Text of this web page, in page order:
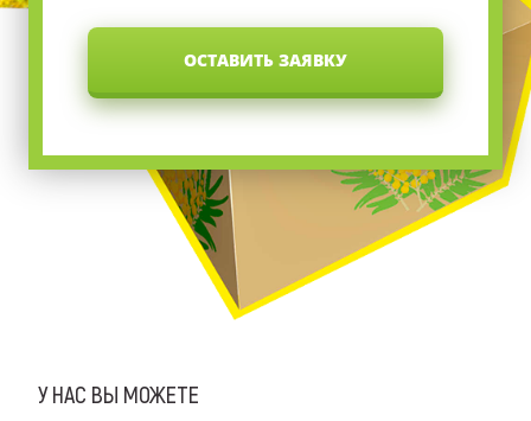
ОСТАВИТЬ ЗАЯВКУ
У НАС ВЫ МОЖЕТЕ